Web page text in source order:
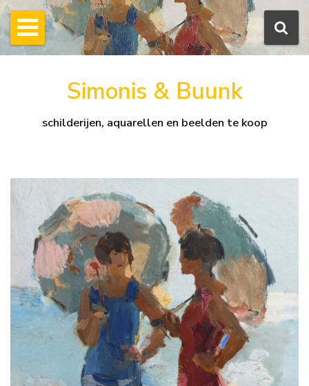
Simonis & Buunk
schilderijen, aquarellen en beelden te koop